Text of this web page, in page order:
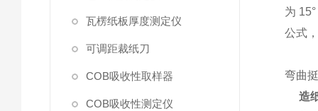
瓦楞纸板厚度测定仪
可调距裁纸刀
COB吸收性取样器
COB吸收性测定仪
为
公式
弯曲
造